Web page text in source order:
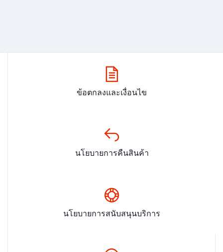
ข้อตกลงและเงื่อนไข
นโยบายการคืนสินค้า
นโยบายการสนับสนุนบริการ